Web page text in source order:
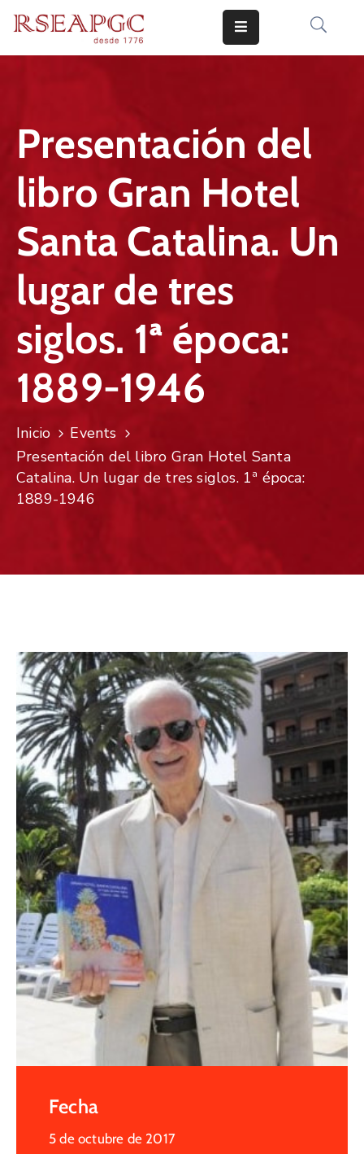
COMUNICADOS
CONOCERNOS
CONTACTO
Presentación del
libro Gran Hotel
Santa Catalina. Un
lugar de tres
siglos. 1ª época:
1889-1946
Inicio
Events
Presentación del libro Gran Hotel Santa
Catalina. Un lugar de tres siglos. 1ª época:
1889-1946
Fecha
5 de octubre de 2017